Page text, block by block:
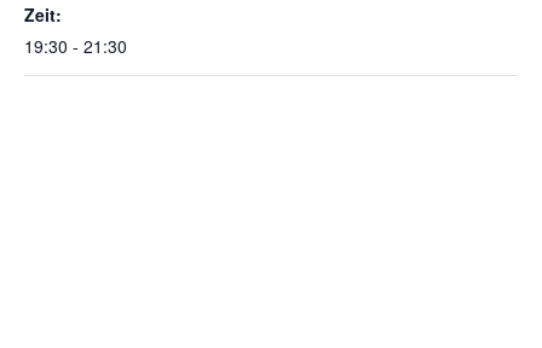
Zeit:
19:30 - 21:30